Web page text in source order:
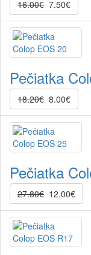
16.00€ 7.50€
Pečiatka
18.20€ 8.00€
Pečiatka
27.80€ 12.00€